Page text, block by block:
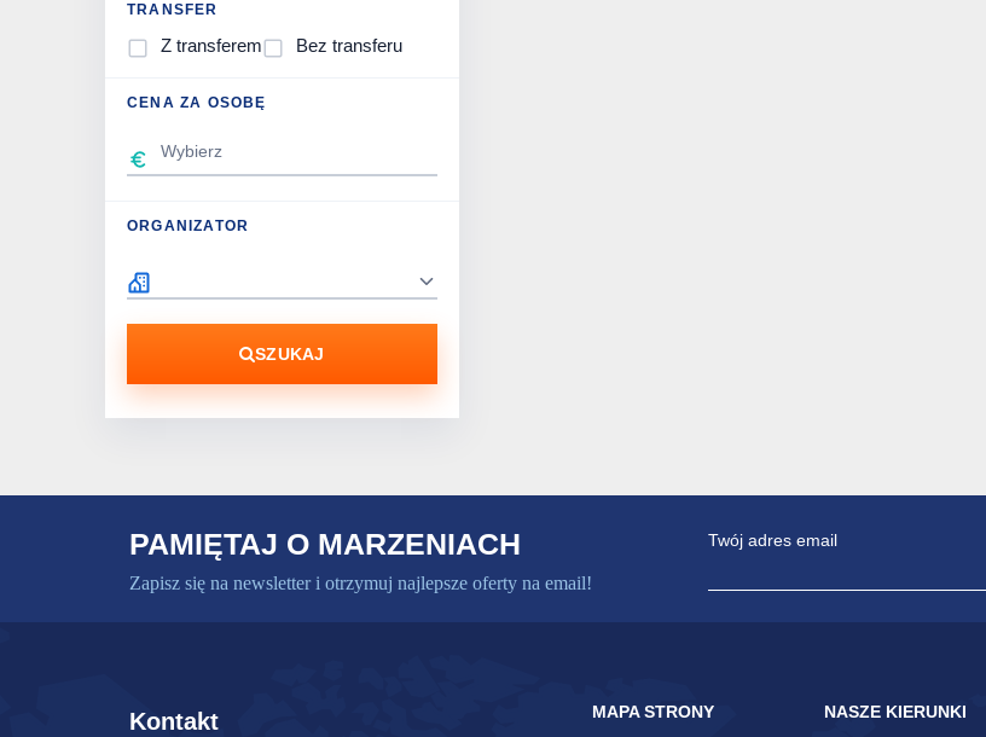
TRANSFER
Z transferem Bez transferu
CENA ZA OSOBĘ
ORGANIZATOR
SZUKAJ
PAMIĘTAJ O MARZENIACH
Zapisz się na newsletter i otrzymuj najlepsze oferty na email!
Twój adres email
Kontakt MAPA STRONY NASZE KIERUNKI